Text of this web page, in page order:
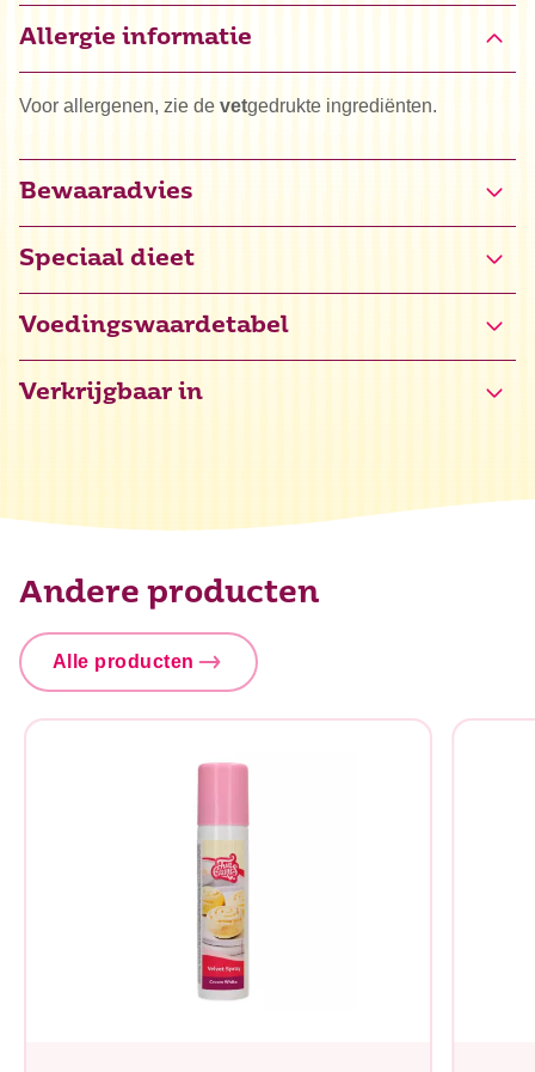
Allergie informatie
Voor allergenen, zie de vetgedrukte ingrediënten.
Bewaaradvies
Speciaal dieet
Halal
Kosher
Voedingswaardetabel
Verkrijgbaar in
Andere producten
Alle producten